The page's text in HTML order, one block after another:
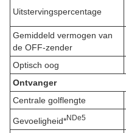
Uitstervingspercentage
Gemiddeld vermogen van
de OFF-zender
Optisch oog
Ontvanger
Centrale golflengte
Gevoeligheid*NDe5